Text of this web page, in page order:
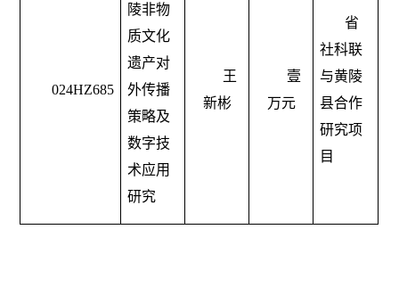
024HZ685
陵非物
质文化
遗产对
外传播
策略及
数字技
术应用
研究
王
新彬
壹
万元
省
社科联
与黄陵
县合作
研究项
目